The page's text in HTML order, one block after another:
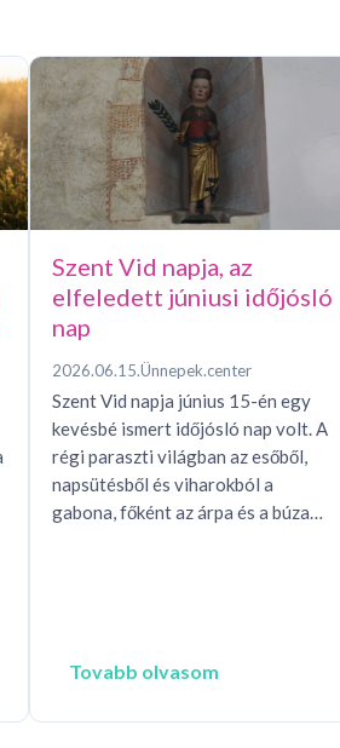
Szent Vid napja, az
elfeledett júniusi időjósló
nap
2026.06.15.Ünnepek.center
Szent Vid napja június 15-én egy
kevésbé ismert időjósló nap volt. A
régi paraszti világban az esőből,
napsütésből és viharokból a
gabona, főként az árpa és a búza…
Tovabb olvasom